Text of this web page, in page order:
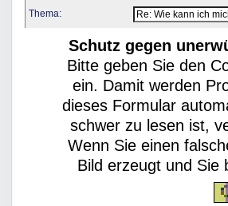
Thema:
Schutz gegen
Bitte geben Sie den
ein. Damit werden
dieses Formular
schwer zu lesen ist,
Wenn Sie einen
Bild erzeugt und Sie